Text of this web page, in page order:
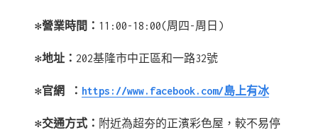
✻營業時間： 11:00-18:00(周四-周日)
✻地址： 202基隆市中正區和一路32號
✻官網 ： https://www.facebook.com/島上有冰
✻交通方式： 附近為超夯的正濱彩色屋，較不易停